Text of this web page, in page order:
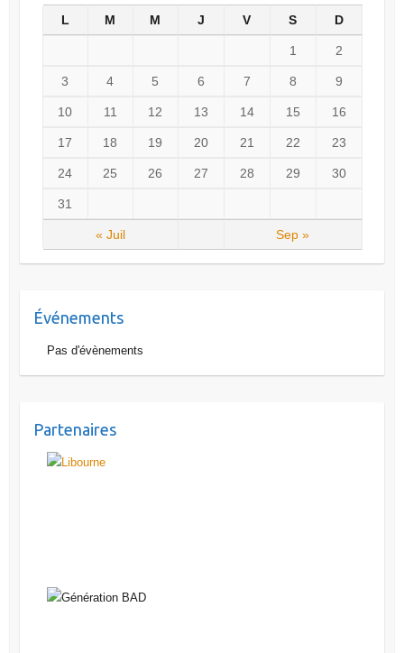
L M M J V S D
1 2
3 4 5 6 7 8 9
10 11 12 13 14 15 16
17 18 19 20 21 22 23
24 25 26 27 28 29 30
31
« Juil Sep »
Événements
Pas d'évènements
Partenaires